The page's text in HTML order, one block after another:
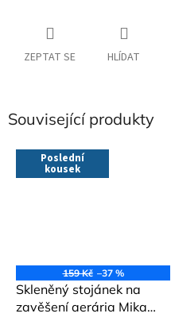
ZEPTAT SE HLÍDAT
Související produkty
Poslední
kousek
159 Kč –37 %
Skleněný stojánek na
zavěšení aerária Mika